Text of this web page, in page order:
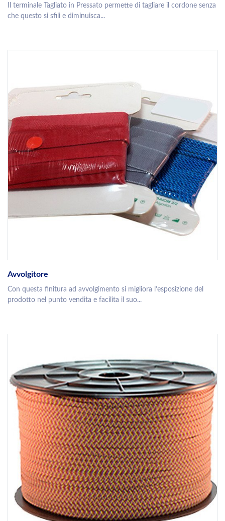
Il terminale Tagliato in Pressato permette di tagliare il cordone senza
che questo si sfili e diminuisca...
Avvolgitore
Con questa finitura ad avvolgimento si migliora l’esposizione del
prodotto nel punto vendita e facilita il suo...